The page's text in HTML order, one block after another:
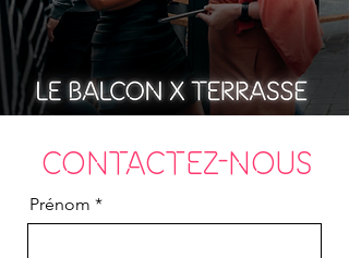
CONTACTEZ-NOUS
Prénom